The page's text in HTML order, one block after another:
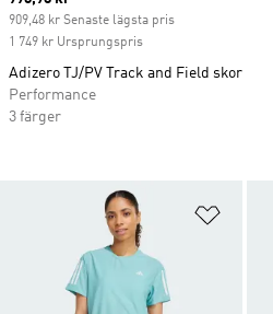
Lägg
909,48 kr Senaste lägsta pris
1 749 kr Ursprungspris
Adizero TJ/PV Track and Field skor
Performance
3 färger